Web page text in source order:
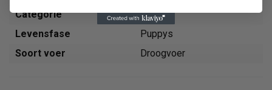
Categorie
Voer
Levensfase
Puppys
Soort voer
Droogvoer